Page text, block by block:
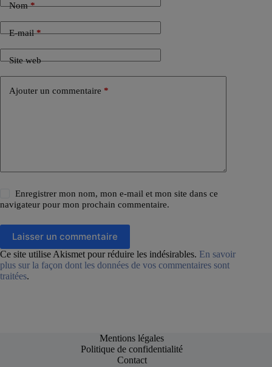
Nom*
E-mail*
Site web
Ajouter un commentaire *
Enregistrer mon nom, mon e-mail et mon site dans ce
navigateur pour mon prochain commentaire.
Laisser un commentaire
Ce site utilise Akismet pour réduire les indésirables. En savoir
plus sur la façon dont les données de vos commentaires sont
traitées.
Mentions légales
Politique de confidentialité
Contact